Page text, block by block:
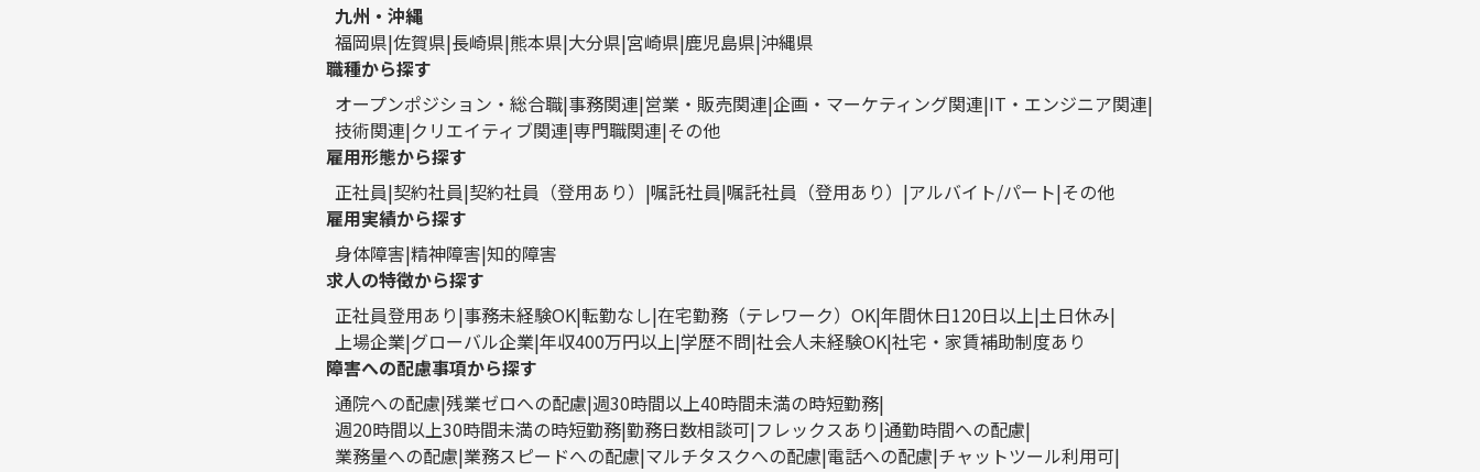
九州・沖縄
福岡県 佐賀県 長崎県 熊本県 大分県 宮崎県 鹿児島県 沖縄県
職種から探す
オープンポジション・総合職 事務関連 営業・販売関連 企画・マーケティング関連 IT・エンジニア関連
技術関連 クリエイティブ関連 専門職関連 その他
雇用形態から探す
正社員 契約社員 契約社員（登用あり） 嘱託社員 嘱託社員（登用あり） アルバイト/パート その他
雇用実績から探す
身体障害 精神障害 知的障害
求人の特徴から探す
正社員登用あり 事務未経験OK 転勤なし 在宅勤務（テレワーク）OK 年間休日120日以上 土日休み
上場企業 グローバル企業 年収400万円以上 学歴不問 社会人未経験OK 社宅・家賃補助制度あり
障害への配慮事項から探す
通院への配慮 残業ゼロへの配慮 週30時間以上40時間未満の時短勤務
週20時間以上30時間未満の時短勤務 勤務日数相談可 フレックスあり 通勤時間への配慮
業務量への配慮 業務スピードへの配慮 マルチタスクへの配慮 電話への配慮 チャットツール利用可